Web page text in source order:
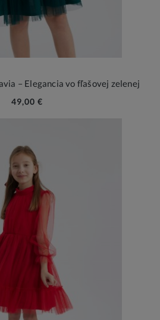
– Elegancia vo fľašovej zelenej
49,00 €